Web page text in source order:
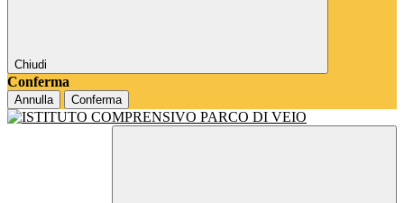
Chiudi
Conferma
Annulla Conferma